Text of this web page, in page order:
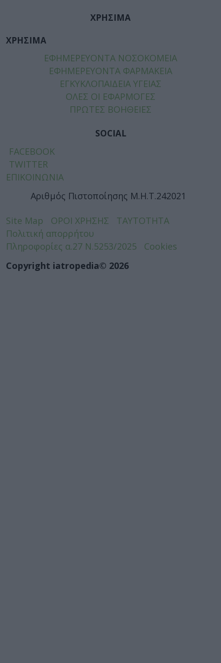
ΧΡΗΣΙΜΑ
ΧΡΗΣΙΜΑ
ΕΦΗΜΕΡΕΥΟΝΤΑ ΝΟΣΟΚΟΜΕΙΑ
ΕΦΗΜΕΡΕΥΟΝΤΑ ΦΑΡΜΑΚΕΙΑ
ΕΓΚΥΚΛΟΠΑΙΔΕΙΑ ΥΓΕΙΑΣ
ΟΛΕΣ ΟΙ ΕΦΑΡΜΟΓΕΣ
ΠΡΩΤΕΣ ΒΟΗΘΕΙΕΣ
SOCIAL
FACEBOOK
TWITTER
ΕΠΙΚΟΙΝΩΝΙΑ
Αριθμός Πιστοποίησης Μ.Η.Τ.242021
Site Map ΟΡΟΙ ΧΡΗΣΗΣ
ΤΑΥΤΟΤΗΤΑ
Πολιτική απορρήτου
Πληροφορίες α.27 Ν.5253/2025
Cookies
Copyright iatropedia© 2026